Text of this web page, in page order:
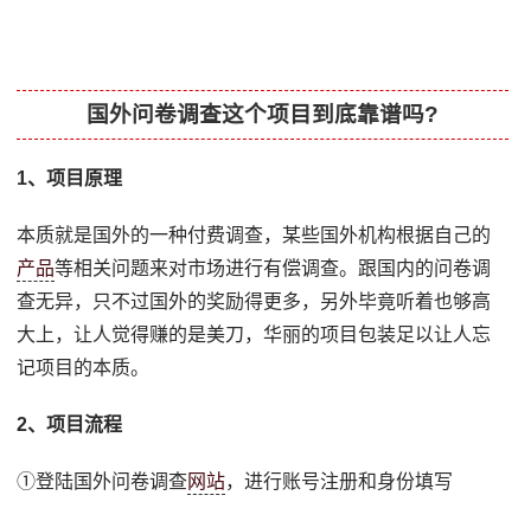
国外问卷调查这个项目到底靠谱吗?
1、项目原理
本质就是国外的一种付费调查，某些国外机构根据自己的
产品等相关问题来对市场进行有偿调查。跟国内的问卷调
查无异，只不过国外的奖励得更多，另外毕竟听着也够高
大上，让人觉得赚的是美刀，华丽的项目包装足以让人忘
记项目的本质。
2、项目流程
①登陆国外问卷调查网站，进行账号注册和身份填写